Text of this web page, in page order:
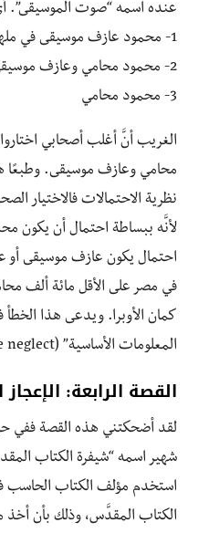
عنده اسمه “صوت الموسيقى”.
1- محمود عازف موسيقى في ملهى ليلي
2- محمود محامي وعازف موسيقى في ملهى ليلي
3- محمود محامي
الغريب أنَّ أغلب أصحابي
محامي وعازف موسيقى. وطبعًا
نظرية الاحتمالات فالاختيار
لأنَّه ببساطة احتمال أن يكون
احتمال يكون عازف موسيقى
في مصر على الأقل مائة ألف
كمان الأوبرا. ويدعى هذا
المعلومات الأساسية” (base rate neglect).
القصة الرابعة:
لقد أضحكتني هذه القصة ففي
استخدم مؤلف الكتاب
الكتاب المقدَّس، وذلك بأن